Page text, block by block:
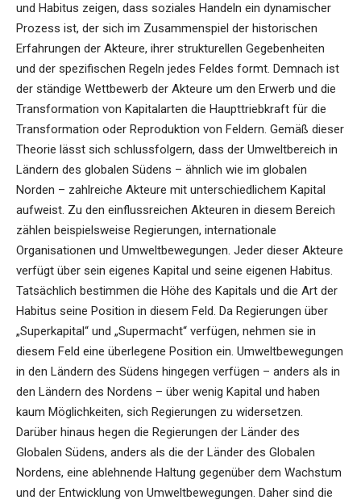
und Habitus zeigen, dass soziales Handeln ein dynamischer
Prozess ist, der sich im Zusammenspiel der historischen
Erfahrungen der Akteure, ihrer strukturellen Gegebenheiten
und der spezifischen Regeln jedes Feldes formt. Demnach ist
der ständige Wettbewerb der Akteure um den Erwerb und die
Transformation von Kapitalarten die Haupttriebkraft für die
Transformation oder Reproduktion von Feldern. Gemäß dieser
Theorie lässt sich schlussfolgern, dass der Umweltbereich in
Ländern des globalen Südens – ähnlich wie im globalen
Norden – zahlreiche Akteure mit unterschiedlichem Kapital
aufweist. Zu den einflussreichen Akteuren in diesem Bereich
zählen beispielsweise Regierungen, internationale
Organisationen und Umweltbewegungen. Jeder dieser Akteure
verfügt über sein eigenes Kapital und seine eigenen Habitus.
Tatsächlich bestimmen die Höhe des Kapitals und die Art der
Habitus seine Position in diesem Feld. Da Regierungen über
„Superkapital“ und „Supermacht“ verfügen, nehmen sie in
diesem Feld eine überlegene Position ein. Umweltbewegungen
in den Ländern des Südens hingegen verfügen – anders als in
den Ländern des Nordens – über wenig Kapital und haben
kaum Möglichkeiten, sich Regierungen zu widersetzen.
Darüber hinaus hegen die Regierungen der Länder des
Globalen Südens, anders als die der Länder des Globalen
Nordens, eine ablehnende Haltung gegenüber dem Wachstum
und der Entwicklung von Umweltbewegungen. Daher sind die